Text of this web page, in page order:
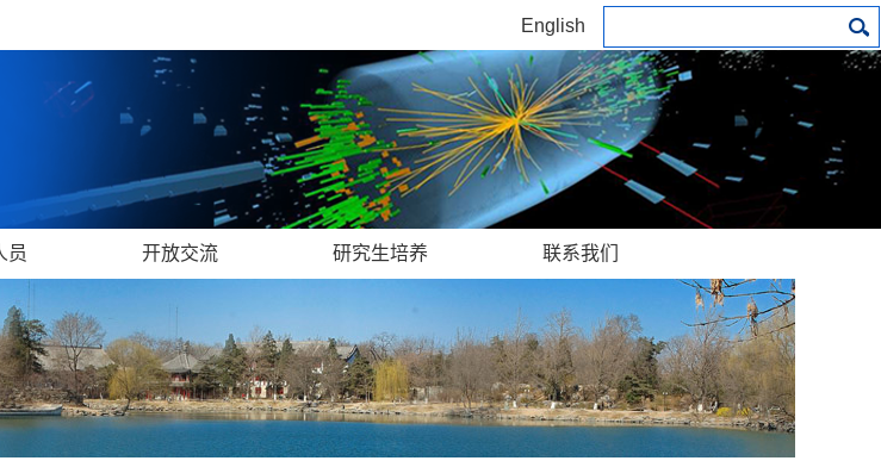
English
员 开放交流 研究生培养 联系我们